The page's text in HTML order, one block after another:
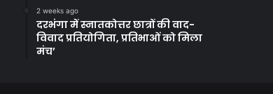
2 weeks ago
दरभंगा में स्नातकोत्तर छात्रों की वाद-
विवाद प्रतियोगिता, प्रतिभाओं को मिला
मंच’